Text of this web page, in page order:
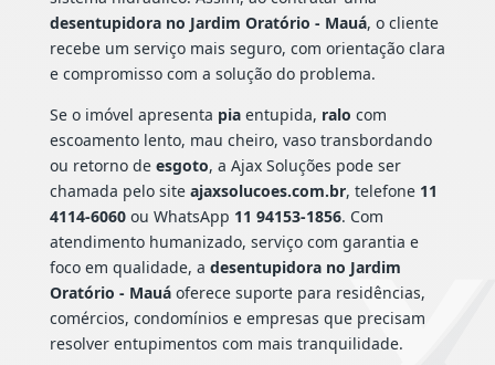
desentupidora no Jardim Oratório - Mauá, o cliente
recebe um serviço mais seguro, com orientação clara
e compromisso com a solução do problema.
Se o imóvel apresenta piaentupida, ralo com
escoamento lento, mau cheiro, vaso transbordando
ou retorno de esgoto, a Ajax Soluções pode ser
chamada pelo site ajaxsolucoes.com.br, telefone 11
4114-6060ou WhatsApp 11 94153-1856. Com
atendimento humanizado, serviço com garantia e
foco em qualidade, a desentupidora no Jardim
Oratório - Mauáoferece suporte para residências,
comércios, condomínios e empresas que precisam
resolver entupimentos com mais tranquilidade.